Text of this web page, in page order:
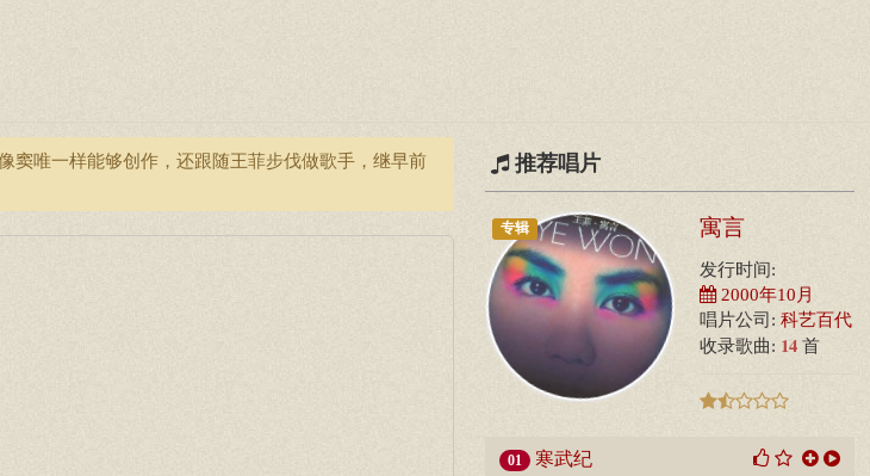
窦唯一样能够创作，还跟随王菲步伐做歌手，继早前
推荐唱片
专辑 寓言
发行时间:
2000年10月
唱片公司: 科艺百代
收录歌曲: 14 首
01 寒武纪